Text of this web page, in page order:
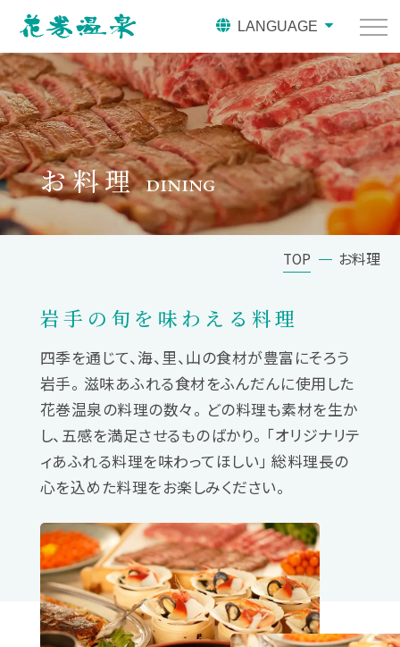
LANGUAGE
お料理 DINING
TOP お料理
岩手の旬を味わえる料理
四季を通じて、海、里、山の食材が豊富にそろう
岩手。 滋味あふれる食材をふんだんに使用した
花巻温泉の料理の数々。 どの料理も素材を生か
し、五感を満足させるものばかり。 「オリジナリテ
ィあふれる料理を味わってほしい」 総料理長の
心を込めた料理をお楽しみください。